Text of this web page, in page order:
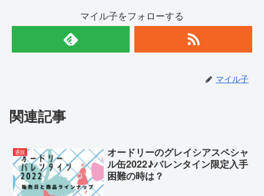
マイル子をフォローする
マイル子
関連記事
通販
オードリーのグレイシアスペシャ
ル缶2022♪バレンタイン限定入手
困難の時は？